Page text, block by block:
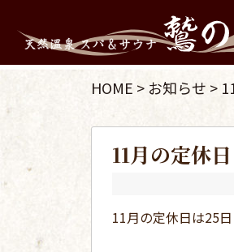
HOME > お知らせ >
11月の定休日
11月の定休日は25